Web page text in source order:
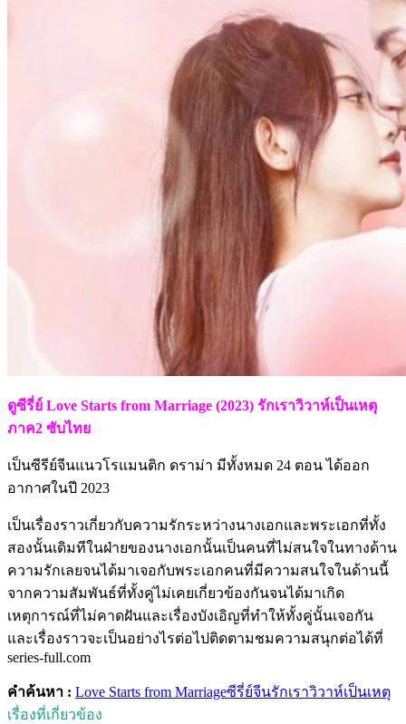
ดูซีรี่ย์ Love Starts from Marriage (2023) รักเราวิวาห์เป็นเหตุ
ภาค2 ซับไทย
เป็นซีรีย์จีนแนวโรแมนติก ดราม่า มีทั้งหมด 24 ตอน ได้ออก
อากาศในปี 2023
เป็นเรื่องราวเกี่ยวกับความรักระหว่างนางเอกและพระเอกที่ทั้ง
สองนั้นเดิมทีในฝ่ายของนางเอกนั้นเป็นคนที่ไม่สนใจในทางด้าน
ความรักเลยจนได้มาเจอกับพระเอกคนที่มีความสนใจในด้านนี้
จากความสัมพันธ์ที่ทั้งคู่ไม่เคยเกี่ยวข้องกันจนได้มาเกิด
เหตุการณ์ที่ไม่คาดฝันและเรื่องบังเอิญที่ทำให้ทั้งคู่นั้นเจอกัน
และเรื่องราวจะเป็นอย่างไรต่อไปติดตามชมความสนุกต่อได้ที่
series-full.com
คำค้นหา : Love Starts from Marriageซีรี่ย์จีนรักเราวิวาห์เป็นเหตุ
เรื่องที่เกี่ยวข้อง